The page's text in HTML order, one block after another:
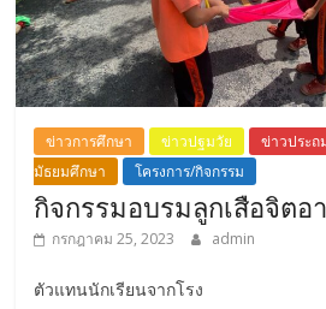
ข่าวการศึกษา ข่าวปฐมวัย ข่าวประถ
มัธยมศึกษา
โครงการ/กิจกรรม
กิจกรรมอบรมลูกเสือจิตอ
กรกฎาคม 25, 2023 admin
ตัวแทนนักเรียนจากโรง